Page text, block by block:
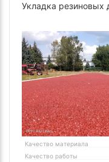
Укладка резиновых
Качество материала
Качество работы